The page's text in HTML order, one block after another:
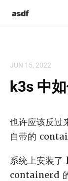
asdf
JUN 15, 2022
k3s 中
也许应该反
自带的
系统上安装
containerd